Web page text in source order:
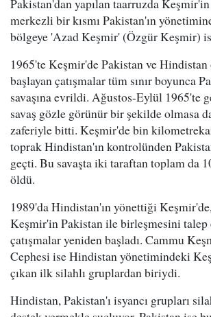
Pakistan'dan yapılan taarruzda
merkezli bir kısmı Pakistan'ın
bölgeye 'Azad Keşmir' (Özgür Keşmir)
1965'te Keşmir'de Pakistan ve Hindistan
başlayan çatışmalar tüm sınır boyunca
savaşına evrildi. Ağustos-Eylül 1965'te
savaş gözle görünür bir şekilde olmasa
zaferiyle bitti. Keşmir'de bin
toprak Hindistan'ın kontrolünden
geçti. Bu savaşta iki taraftan toplam da
öldü.
1989'da Hindistan'ın yönettiği Keşmir'de,
Keşmir'in Pakistan ile birleşmesini talep
çatışmalar yeniden başladı. Cammu
Cephesi ise Hindistan yönetimindeki
çıkan ilk silahlı gruplardan biriydi.
Hindistan, Pakistan'ı isyancı grupları